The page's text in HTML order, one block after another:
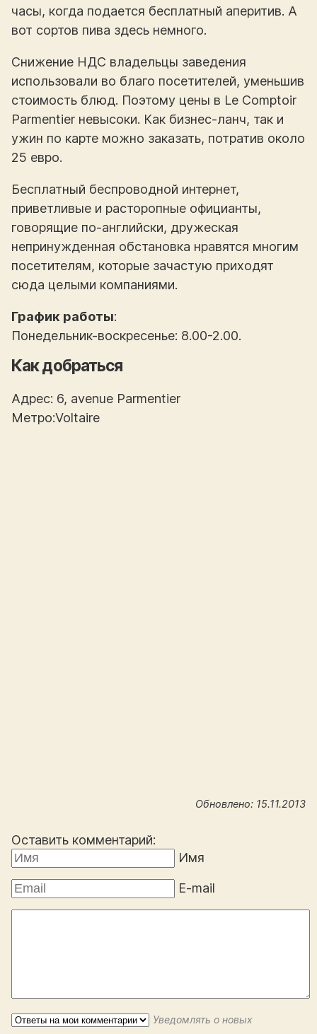
часы, когда подается бесплатный аперитив. А
вот сортов пива здесь немного.
Снижение НДС владельцы заведения
использовали во благо посетителей, уменьшив
стоимость блюд. Поэтому цены в Le Comptoir
Parmentier невысоки. Как бизнес-ланч, так и
ужин по карте можно заказать, потратив около
25 евро.
Бесплатный беспроводной интернет,
приветливые и расторопные официанты,
говорящие по-английски, дружеская
непринужденная обстановка нравятся многим
посетителям, которые зачастую приходят
сюда целыми компаниями.
График работы:
Понедельник-воскресенье: 8.00-2.00.
Как добраться
Адрес: 6, avenue Parmentier
Метро:Voltaire
Обновлено: 15.11.2013
Оставить комментарий:
Имя
E-mail
Уведомлять о новых